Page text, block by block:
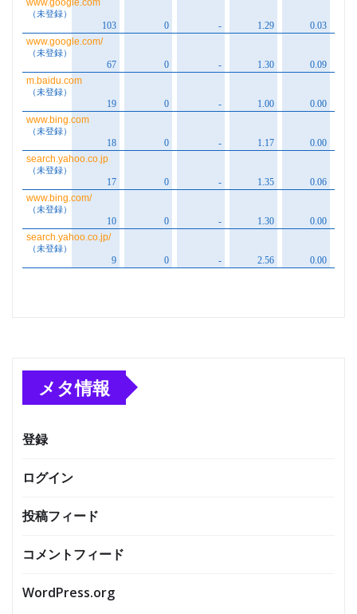
メタ情報
登録
ログイン
投稿フィード
コメントフィード
WordPress.org